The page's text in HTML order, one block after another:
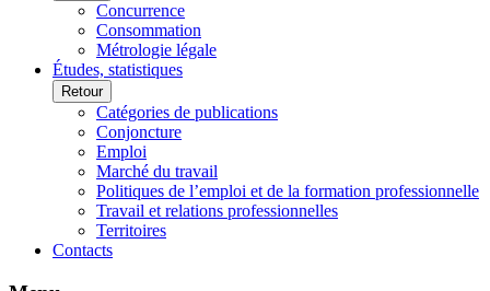
Concurrence
Consommation
Métrologie légale
Études, statistiques
Retour
Catégories de publications
Conjoncture
Emploi
Marché du travail
Politiques de l’emploi et de la formation professionnelle
Travail et relations professionnelles
Territoires
Contacts